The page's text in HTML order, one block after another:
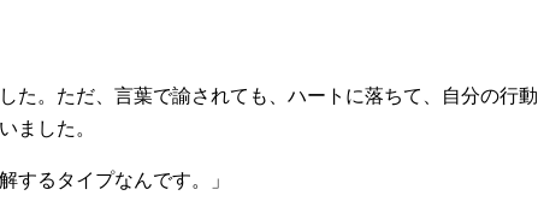
た。ただ、言葉で諭されても、ハートに落ちて、自分の行動
ました。
するタイプなんです。」